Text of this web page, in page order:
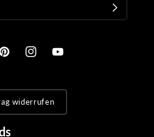
PinterestInstagramYouTube
widerrufen